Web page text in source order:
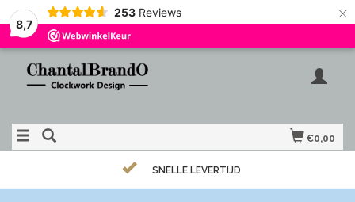
8,7
253 Reviews ×
€0,00
SNELLE LEVERTIJD